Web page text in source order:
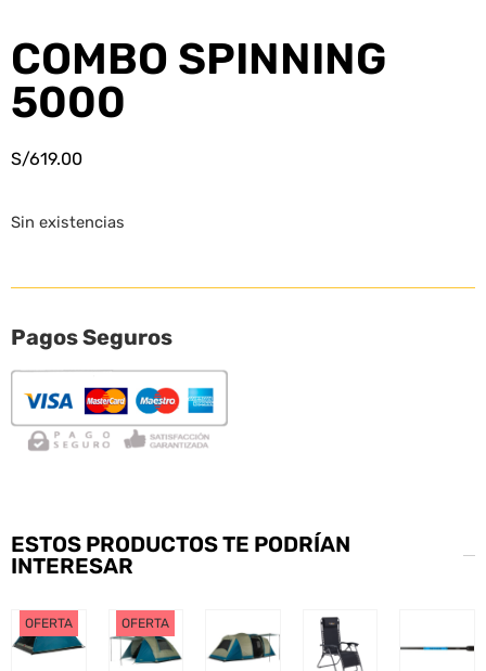
COMBO SPINNING
5000
S/619.00
Sin existencias
Pagos Seguros
ESTOS PRODUCTOS TE PODRÍAN
INTERESAR
OFERTA OFERTA